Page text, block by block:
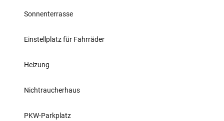
Sonnenterrasse
Einstellplatz für Fahrräder
Heizung
Nichtraucherhaus
PKW-Parkplatz